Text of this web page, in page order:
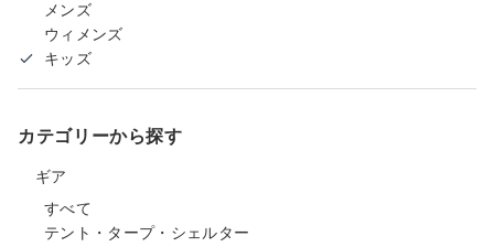
メンズ
ウィメンズ
キッズ
カテゴリーから探す
ギア
すべて
テント・タープ・シェルター